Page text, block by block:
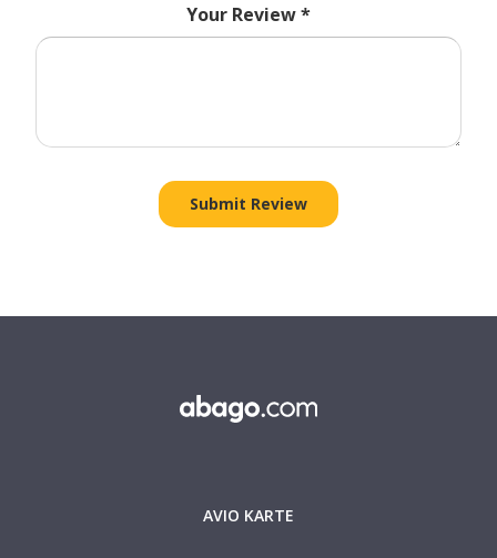
Your Review*
AVIO KARTE